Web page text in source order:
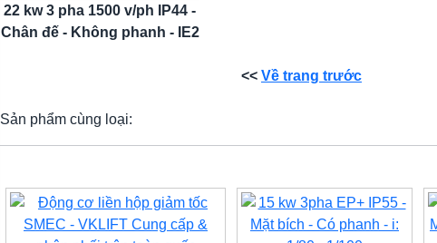
22 kw 3 pha 1500 v/ph IP44 -
Chân đế - Không phanh - IE2
<< Về trang trước
Sản phẩm cùng loại: